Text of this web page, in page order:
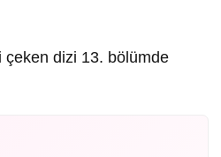
dizi 13. bölümde